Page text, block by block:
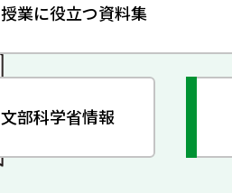
授業に役立つ資料集
文部科学省情報